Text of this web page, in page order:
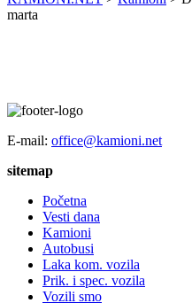
marta
E-mail: office@kamioni.net
sitemap
Početna
Vesti dana
Kamioni
Autobusi
Laka kom. vozila
Prik. i spec. vozila
Vozili smo